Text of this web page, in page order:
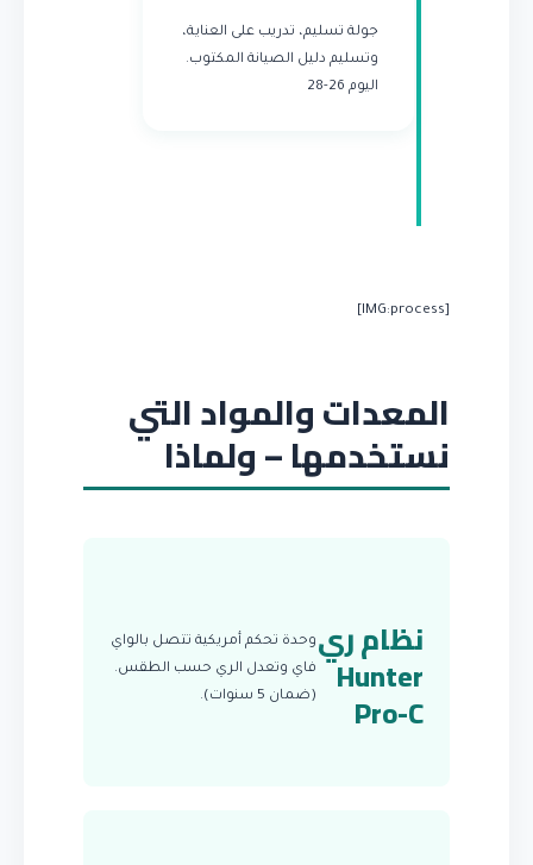
جولة تسليم، تدريب على العناية،
وتسليم دليل الصيانة المكتوب.
اليوم 26-28
المعدات والمواد التي
نستخدمها – ولماذا
نظام ري
Hunter
Pro-C
وحدة تحكم أمريكية تتصل بالواي
فاي وتعدل الري حسب الطقس.
(ضمان 5 سنوات).